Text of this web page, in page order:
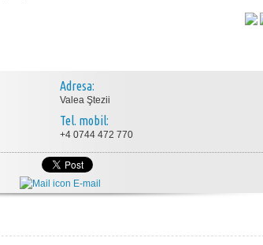
Adresa:
Valea Ştezii
Tel. mobil:
+4 0744 472 770
E-mail